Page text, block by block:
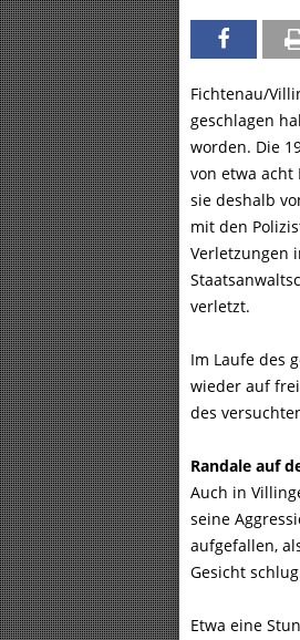
Fichtenau/
geschlagen
worden. Die
von etwa acht
sie deshalb
mit den
Verletzungen
verletzt.
Im Laufe des
wieder auf
des
Randale auf
Auch in
seine
aufgefallen,
Gesicht
Etwa eine